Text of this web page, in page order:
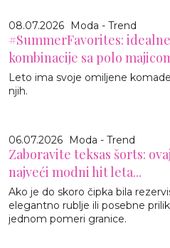
08.07.2026 Moda - Trend
#SummerFavorites:
kombinacije sa polo
Leto ima svoje omiljene
njih.
06.07.2026 Moda - Trend
Zaboravite teksas šorts:
najveći modni hit leta...
Ako je do skoro čipka bila
elegantno rublje ili posebne
jednom pomeri granice.